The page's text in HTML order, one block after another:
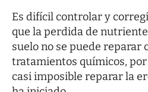
Es difícil controlar y
que la perdida de
suelo no se puede reparar
tratamientos químicos, por
casi imposible reparar la